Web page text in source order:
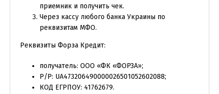
приемник и получить чек.
Через кассу любого банка Украины по
реквизитам МФО.
Реквизиты Форза Кредит:
получатель: ООО «ФК «ФОРЗА»;
Р/Р: UA473206490000026501052602088;
КОД ЕГРПОУ: 41762679.